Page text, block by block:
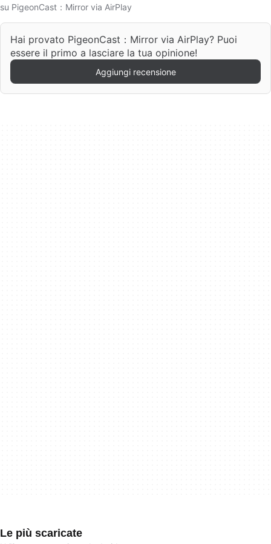
su PigeonCast：Mirror via AirPlay
Hai provato PigeonCast：Mirror via AirPlay? Puoi
essere il primo a lasciare la tua opinione!
Aggiungi recensione
Le più scaricate